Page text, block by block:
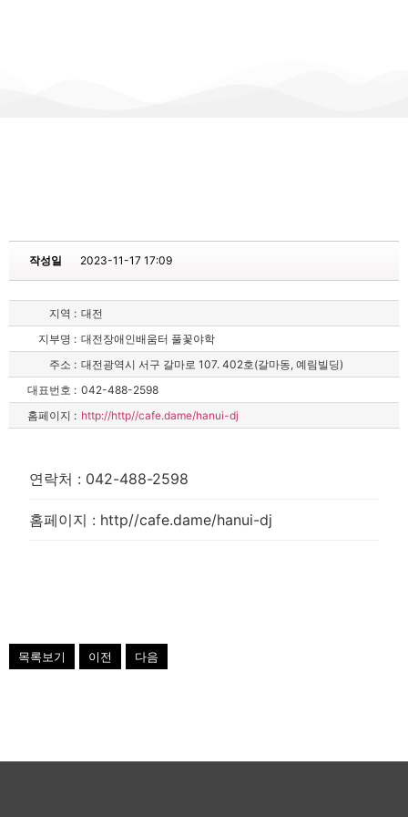
작성일 2023-11-17 17:09
지역 : 대전
지부명 : 대전장애인배움터 풀꽃야학
주소 : 대전광역시 서구 갈마로 107. 402호(갈마동, 예림빌딩)
대표번호 : 042-488-2598
홈페이지 : http://http//cafe.dame/hanui-dj
연락처 : 042-488-2598
홈페이지 : http//cafe.dame/hanui-dj
목록보기 이전 다음